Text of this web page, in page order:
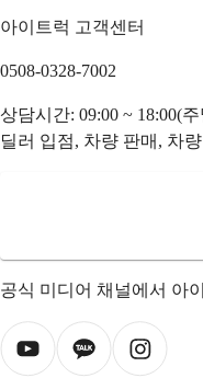
아이트럭 고객센터
0508-0328-7002
상담시간: 09:00 ~ 18:00(
딜러 입점, 차량 판매, 차
공식 미디어 채널에서 아